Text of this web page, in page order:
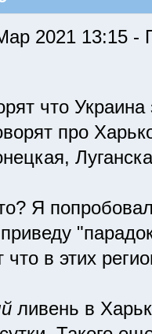
2021 13:15 -
что
про
Я
приведу
что в этих
ливень в